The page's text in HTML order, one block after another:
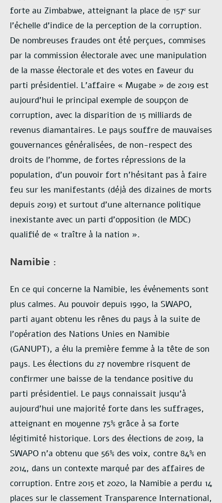
forte au Zimbabwe, atteignant la place de 157ᵉ sur
l’échelle d’indice de la perception de la corruption.
De nombreuses fraudes ont été perçues, commises
par la commission électorale avec une manipulation
de la masse électorale et des votes en faveur du
parti présidentiel. L’affaire « Mugabe » de 2019 est
aujourd’hui le principal exemple de soupçon de
corruption, avec la disparition de 15 milliards de
revenus diamantaires. Le pays souffre de mauvaises
gouvernances généralisées, de non-respect des
droits de l’homme, de fortes répressions de la
population, d’un pouvoir fort n’hésitant pas à faire
feu sur les manifestants (déjà des dizaines de morts
depuis 2019) et surtout d’une alternance politique
inexistante avec un parti d’opposition (le MDC)
qualifié de « traître à la nation ».
Namibie :
En ce qui concerne la Namibie, les événements sont
plus calmes. Au pouvoir depuis 1990, la SWAPO,
parti ayant obtenu les rênes du pays à la suite de
l’opération des Nations Unies en Namibie
(GANUPT), a élu la première femme à la tête de son
pays. Les élections du 27 novembre risquent de
confirmer une baisse de la tendance positive du
parti présidentiel. Le pays connaissait jusqu’à
aujourd’hui une majorité forte dans les suffrages,
atteignant en moyenne 75% grâce à sa forte
légitimité historique. Lors des élections de 2019, la
SWAPO n’a obtenu que 56% des voix, contre 84% en
2014, dans un contexte marqué par des affaires de
corruption. Entre 2015 et 2020, la Namibie a perdu 14
places sur le classement Transparence International,